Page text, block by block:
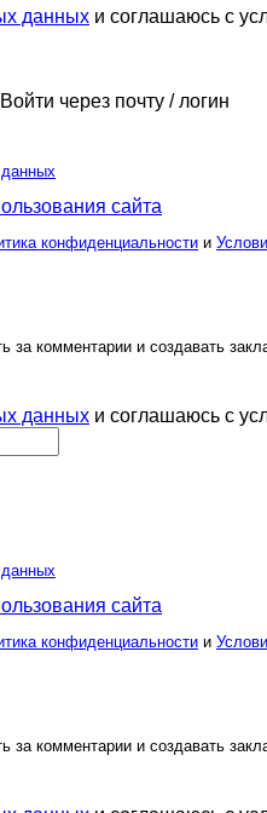
данных и соглашаюсь с
Войти через почту / логин
сайта
конфиденциальности и
за комментарии и создавать
данных и соглашаюсь с
сайта
конфиденциальности и
за комментарии и создавать